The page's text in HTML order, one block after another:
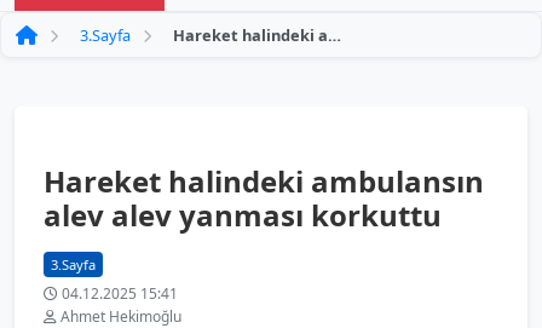
3.Sayfa Hareket halindeki ambulansın alev alev yanması korkuttu
Hareket halindeki ambulansın
alev alev yanması korkuttu
3.Sayfa
04.12.2025 15:41
Ahmet Hekimoğlu